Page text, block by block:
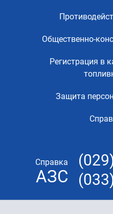
Общественно-
Регистрация в
Защита
Справка
АЗС